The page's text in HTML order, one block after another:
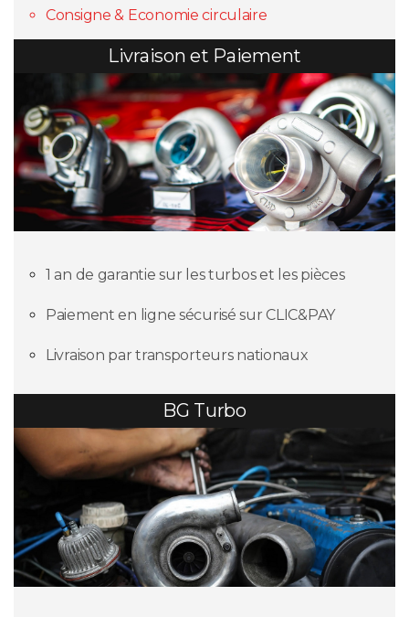
Consigne & Economie circulaire
Livraison et Paiement
1 an de garantie sur les turbos et les pièces
Paiement en ligne sécurisé sur CLIC&PAY
Livraison par transporteurs nationaux
BG Turbo